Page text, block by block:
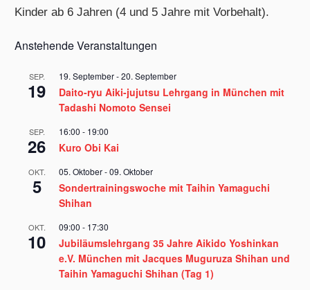
Kinder ab 6 Jahren (4 und 5 Jahre mit Vorbehalt).
Anstehende Veranstaltungen
SEP.
19
19. September-20. September
Daito-ryu Aiki-jujutsu Lehrgang in München mit
Tadashi Nomoto Sensei
SEP.
26
16:00 - 19:00
Kuro Obi Kai
OKT.
5
05. Oktober-09. Oktober
Sondertrainingswoche mit Taihin Yamaguchi
Shihan
OKT.
10
09:00 - 17:30
Jubiläumslehrgang 35 Jahre Aikido Yoshinkan
e.V. München mit Jacques Muguruza Shihan und
Taihin Yamaguchi Shihan (Tag 1)